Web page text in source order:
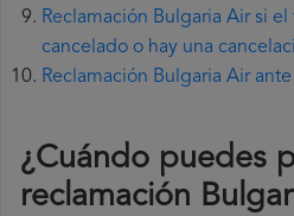
Reclamación Bulgaria Air si
cancelado o hay una
Reclamación Bulgaria Air
¿Cuándo puedes
reclamación